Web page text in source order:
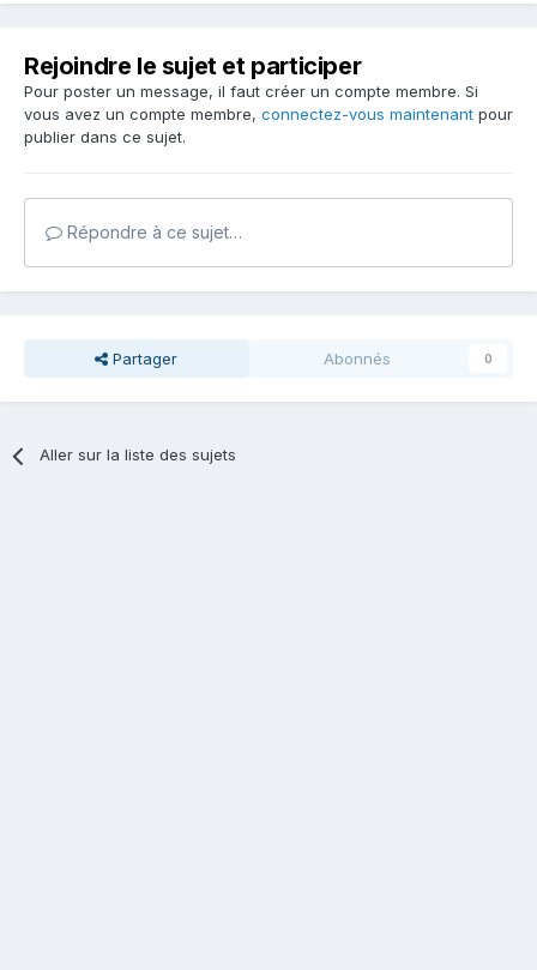
Rejoindre le sujet et participer
Pour poster un message, il faut créer un compte membre. Si
vous avez un compte membre, connectez-vous maintenant pour
publier dans ce sujet.
Répondre à ce sujet…
Partager Abonnés 0
Aller sur la liste des sujets